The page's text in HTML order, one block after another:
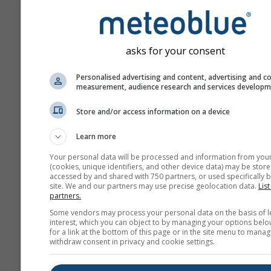
L'esposizione di breve
respiratorio umano e
difficile la respirazione.
SO₂ e altri ossidi di zolfo
contribuire alle piogge
I bambini, gli anziani e gli
sono particolarmente
effetti di SO₂.
Il biossido di azoto (NO₂)è
rossastro con un
odore ed è un importante
atmosferico. La principale
biossido di azoto è la
asks for your consent
Personalised advertising and content, advertising and
measurement, audience research and services
Store and/or access information on a device
Learn more
Your personal data will be processed and information from
(cookies, unique identifiers, and other device data) may be
accessed by and shared with 750 partners, or used specifically
site. We and our partners may use precise geolocation data.
partners.
Some vendors may process your personal data on the basis of
interest, which you can object to by managing your options
for a link at the bottom of this page or in the site menu to
withdraw consent in privacy and cookie settings.